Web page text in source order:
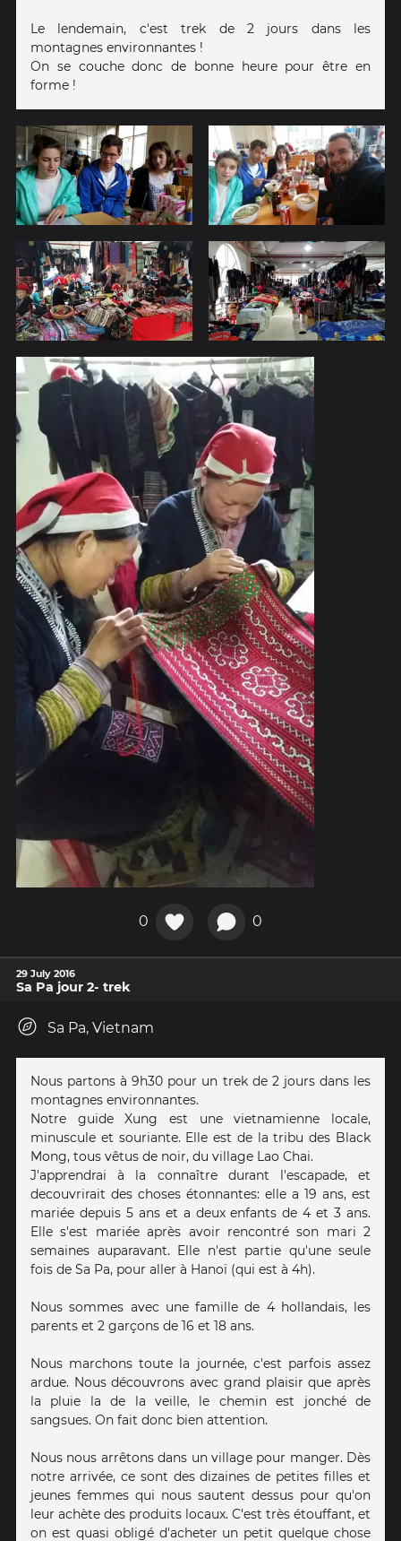
Le lendemain, c'est trek de 2 jours dans les
montagnes environnantes !
On se couche donc de bonne heure pour être en
forme !
0 0
29 July 2016
Sa Pa jour 2- trek
Sa Pa, Vietnam
Nous partons à 9h30 pour un trek de 2 jours dans les
montagnes environnantes.
Notre guide Xung est une vietnamienne locale,
minuscule et souriante. Elle est de la tribu des Black
Mong, tous vêtus de noir, du village Lao Chai.
J'apprendrai à la connaître durant l'escapade, et
decouvrirait des choses étonnantes: elle a 19 ans, est
mariée depuis 5 ans et a deux enfants de 4 et 3 ans.
Elle s'est mariée après avoir rencontré son mari 2
semaines auparavant. Elle n'est partie qu'une seule
fois de Sa Pa, pour aller à Hanoï (qui est à 4h).
Nous sommes avec une famille de 4 hollandais, les
parents et 2 garçons de 16 et 18 ans.
Nous marchons toute la journée, c'est parfois assez
ardue. Nous découvrons avec grand plaisir que après
la pluie la de la veille, le chemin est jonché de
sangsues. On fait donc bien attention.
Nous nous arrêtons dans un village pour manger. Dès
notre arrivée, ce sont des dizaines de petites filles et
jeunes femmes qui nous sautent dessus pour qu'on
leur achète des produits locaux. C'est très étouffant, et
on est quasi obligé d'acheter un petit quelque chose